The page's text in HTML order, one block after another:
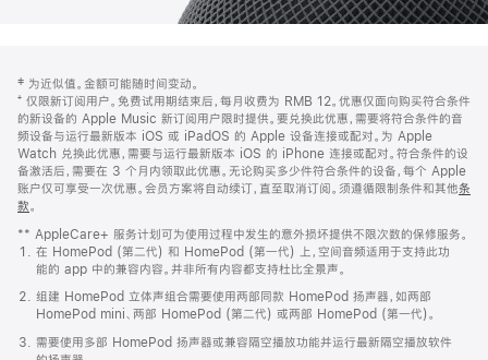
页
页
脚
注
‡ 为近似值。金额可能随时间变动。
⁺ 仅限新订阅用户。免费试用期结束后，每月收费为 RMB 12。优惠仅面向购买符合条件
的新设备的 Apple Music 新订阅用户限时提供。要兑换此优惠，需要将符合条件的音
频设备与运行最新版本 iOS 或 iPadOS 的 Apple 设备连接或配对。为 Apple
Watch 兑换此优惠，需要与运行最新版本 iOS 的 iPhone 连接或配对。符合条件的设
备激活后，需要在 3 个月内领取此优惠。无论购买多少件符合条件的设备，每个 Apple
账户仅可享受一次优惠。会员方案将自动续订，直至取消订阅。须遵循限制条件和其他条
款。
窗
口
中
打
开)
** AppleCare+ 服务计划可为使用过程中发生的意外损坏提供不限次数的保修服务。
在 HomePod (第二代) 和 HomePod (第一代) 上，空间音频适用于支持此功
能的 app 中的兼容内容。并非所有内容都支持杜比全景声。
组建 HomePod 立体声组合需要使用两部同款 HomePod 扬声器，如两部
HomePod mini、两部 HomePod (第二代) 或两部 HomePod (第一代)。
需要使用多部 HomePod 扬声器或兼容隔空播放功能并运行最新隔空播放软件